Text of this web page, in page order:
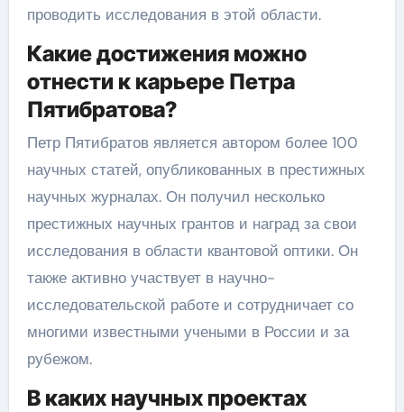
проводить исследования в этой области.
Какие достижения можно
отнести к карьере Петра
Пятибратова?
Петр Пятибратов является автором более 100
научных статей, опубликованных в престижных
научных журналах. Он получил несколько
престижных научных грантов и наград за свои
исследования в области квантовой оптики. Он
также активно участвует в научно-
исследовательской работе и сотрудничает со
многими известными учеными в России и за
рубежом.
В каких научных проектах